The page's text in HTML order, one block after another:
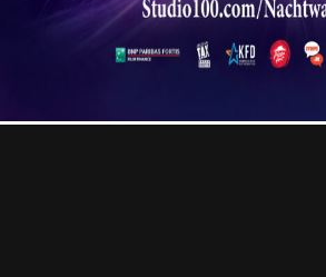
Contact